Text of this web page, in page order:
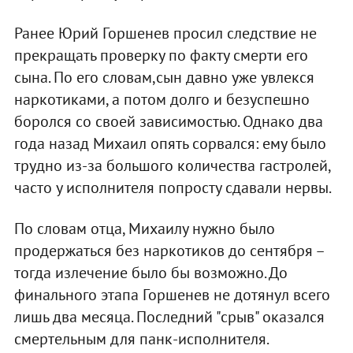
Ранее Юрий Горшенев просил следствие не
прекращать проверку по факту смерти его
сына. По его словам,сын давно уже увлекся
наркотиками, а потом долго и безуспешно
боролся со своей зависимостью. Однако два
года назад Михаил опять сорвался: ему было
трудно из-за большого количества гастролей,
часто у исполнителя попросту сдавали нервы.
По словам отца, Михаилу нужно было
продержаться без наркотиков до сентября –
тогда излечение было бы возможно. До
финального этапа Горшенев не дотянул всего
лишь два месяца. Последний "срыв" оказался
смертельным для панк-исполнителя.